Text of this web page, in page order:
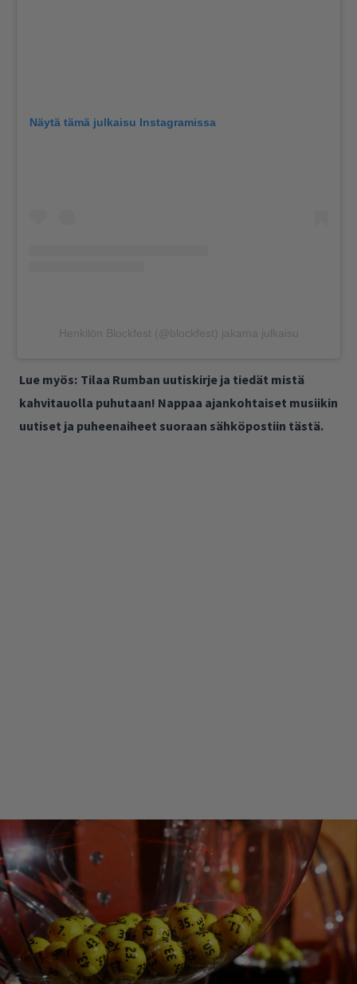
Näytä tämä julkaisu Instagramissa
Henkilön Blockfest (@blockfest) jakama julkaisu
Lue myös: Tilaa Rumban uutiskirje ja tiedät mistä
kahvitauolla puhutaan! Nappaa ajankohtaiset musiikin
uutiset ja puheenaiheet suoraan sähköpostiin tästä.